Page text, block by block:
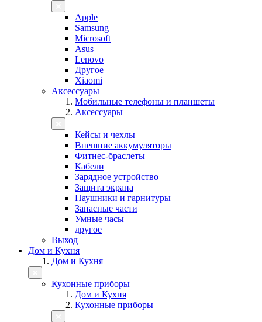
Apple
Samsung
Microsoft
Asus
Lenovo
Другое
Xiaomi
Аксессуары
Мобильные телефоны и планшеты
Аксессуары
Кейсы и чехлы
Внешние аккумуляторы
Фитнес-браслеты
Кабели
Зарядное устройство
Защита экрана
Наушники и гарнитуры
Запасные части
Умные часы
другое
Выход
Дом и Кухня
Дом и Кухня
Кухонные приборы
Дом и Кухня
Кухонные приборы